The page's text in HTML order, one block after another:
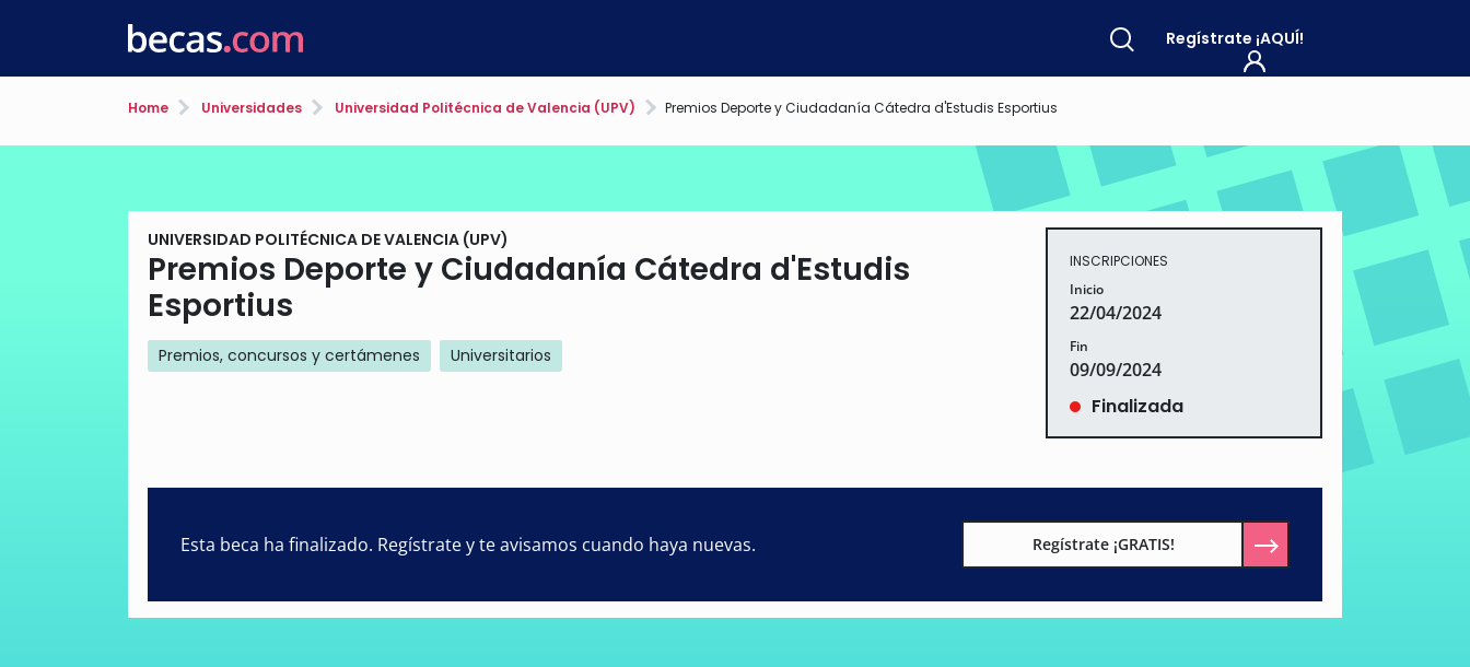
Regístrate ¡AQUÍ!
Home Universidades Universidad Politécnica de Valencia (UPV) Premios Deporte y Ciudadanía Cátedra d'Estudis Esportius
UNIVERSIDAD POLITÉCNICA DE VALENCIA (UPV)
Premios Deporte y Ciudadanía Cátedra d'Estudis
Esportius
Premios, concursos y certámenes Universitarios
INSCRIPCIONES
Inicio
22/04/2024
Fin
09/09/2024
Finalizada
Esta beca ha finalizado. Regístrate y te avisamos cuando haya nuevas. Regístrate ¡GRATIS!